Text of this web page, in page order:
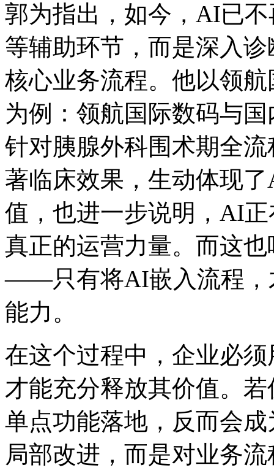
郭为指出，如今，AI
等辅助环节，而是深入诊
核心业务流程。他以领
为例：领航国际数码
针对胰腺外科围术期全流
著临床效果，生动体
值，也进一步说明，
真正的运营力量。而这也
——只有将AI嵌入流程
能力。
在这个过程中，企业必
才能充分释放其价值。若
单点功能落地，反而
局部改进，而是对业务流